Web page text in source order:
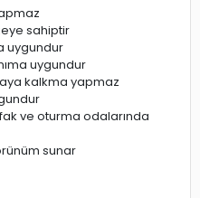
sahiptir
uygundur
uygundur
kalkma yapmaz
ve oturma odalarında
sunar